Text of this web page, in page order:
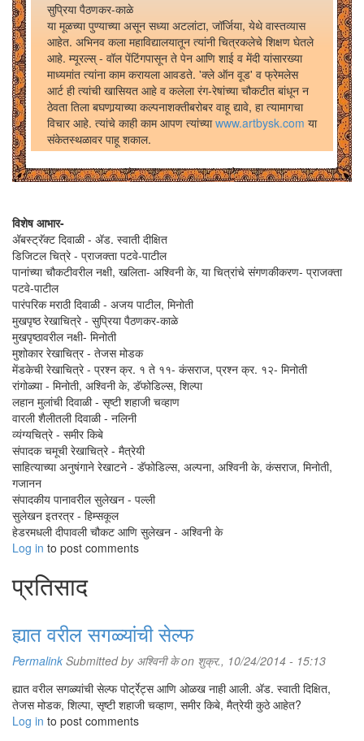
सुप्रिया पैठणकर-काळे
या मूळच्या पुण्याच्या असून सध्या अटलांटा, जॉर्जिया, येथे वास्तव्यास
आहेत. अभिनव कला महाविद्यालयातून त्यांनी चित्रकलेचे शिक्षण घेतले
आहे. म्यूरल्स् - वॉल पेंटिंगपासून ते पेन आणि शाई व मेंदी यांसारख्या
माध्यमांत त्यांना काम करायला आवडते. 'क्ले ऑन वूड' व फ्रेमलेस
आर्ट ही त्यांची खासियत आहे व कलेला रंग-रेषांच्या चौकटीत बांधून न
ठेवता तिला बघणार्‍याच्या कल्पनाशक्तीबरोबर वाहू द्यावे, हा त्यामागचा
विचार आहे. त्यांचे काही काम आपण त्यांच्याwww.artbysk.com या
संकेतस्थळावर पाहू शकाल.
विशेष आभार-
अ‍ॅबस्ट्रॅक्ट दिवाळी - अ‍ॅड. स्वाती दीक्षित
डिजिटल चित्रे - प्राजक्ता पटवे-पाटील
पानांच्या चौकटीवरील नक्षी, खलिता- अश्विनी के, या चित्रांचे संगणकीकरण- प्राजक्ता
पटवे-पाटील
पारंपरिक मराठी दिवाळी - अजय पाटील, मिनोती
मुखपृष्ठ रेखाचित्रे - सुप्रिया पैठणकर-काळे
मुखपृष्ठावरील नक्षी- मिनोती
मुशोकार रेखाचित्र - तेजस मोडक
मेंडकेची रेखाचित्रे - प्रश्न क्र. १ ते ११- कंसराज, प्रश्न क्र. १२- मिनोती
रांगोळ्या - मिनोती, अश्विनी के, डॅफोडिल्स, शिल्पा
लहान मुलांची दिवाळी - सृष्टी शहाजी चव्हाण
वारली शैलीतली दिवाळी - नलिनी
व्यंग्यचित्रे - समीर किबे
संपादक चमूची रेखाचित्रे - मैत्रेयी
साहित्याच्या अनुषंगाने रेखाटने - डॅफोडिल्स, अल्पना, अश्विनी के, कंसराज, मिनोती,
गजानन
संपादकीय पानावरील सुलेखन - पल्ली
सुलेखन इतरत्र - हिम्सकूल
हेडरमधली दीपावली चौकट आणि सुलेखन - अश्विनी के
Log in to post comments
प्रतिसाद
ह्यात वरील सगळ्यांची सेल्फ
Permalink Submitted by अश्विनी केon शुक्र., 10/24/2014 - 15:13
ह्यात वरील सगळ्यांची सेल्फ पोर्ट्रेट्स आणि ओळख नाही आली. अ‍ॅड. स्वाती दिक्षित,
तेजस मोडक, शिल्पा, सृष्टी शहाजी चव्हाण, समीर किबे, मैत्रेयी कुठे आहेत?
Log in to post comments